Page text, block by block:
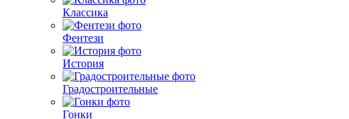
Классика
Фентези
История
Градостроительные
Гонки